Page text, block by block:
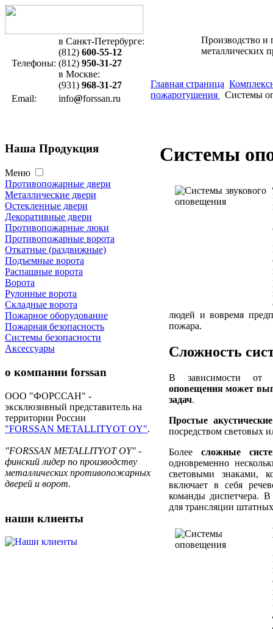
Телефоны:
в Санкт-Петербурге:
(812) 600-55-12
(812) 950-31-27
в Москве:
(931) 968-31-27
Email:
info@forssan.ru
Производство и
металлических
Главная страница
пожаротушения
Системы
Наша Продукция
Меню
Противопожарные двери
Металлические двери
Остекленные двери
Декоративные двери
Противопожарные люки
Противопожарные ворота
Откатные (раздвижные)
Подъемные ворота
Распашные ворота
Ворота
Рулонные ворота
Складные ворота
Пожарное оборудование
Пожарная безопасность
Системы безопасности
Аксессуары
о компании forssan
ООО "ФОРССАН" -
эксклюзивный представитель на
территории России
"FORSSAN METALLITYOT OY".
"FORSSAN METALLITYOT OY" -
финский лидер по производству
металлических противопожарных
дверей и ворот.
наши клиенты
Системы
людей и вовремя
пожара.
Сложность
В зависимости от
оповещения может
задач.
Простые
посредством световых
Болеесложные
одновременно
световыми знаками,
включает в себя
команды диспетчера. В
для трансляции